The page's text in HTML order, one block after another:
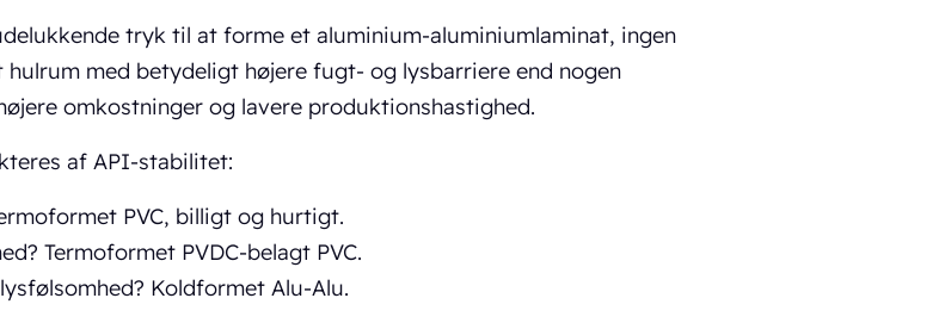
tryk til at forme et aluminium-aluminiumlaminat, ingen
hulrum med betydeligt højere fugt- og lysbarriere end nogen
omkostninger og lavere produktionshastighed.
af API-stabilitet:
PVC, billigt og hurtigt.
Termoformet PVDC-belagt PVC.
Koldformet Alu-Alu.